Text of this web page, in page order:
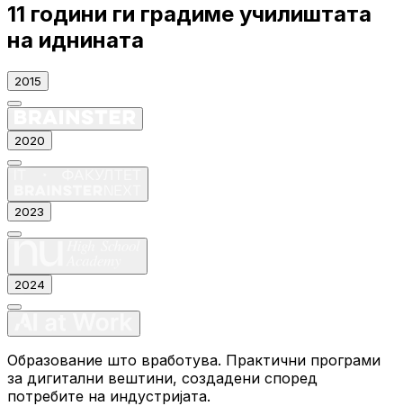
11 години ги градиме училиштата
на иднината
2015
2020
2023
2024
Образование што вработува. Практични програми
за дигитални вештини, создадени според
потребите на индустријата.